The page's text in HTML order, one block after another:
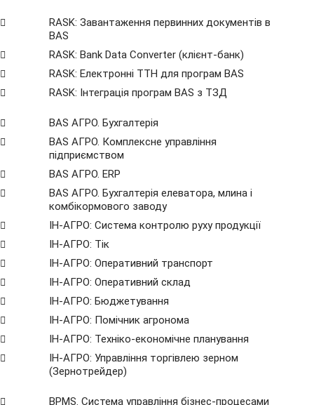
RASK: Завантаження первинних документів в
BAS
RASK: Bank Data Сonverter (клієнт-банк)
RASK: Електронні ТТН для програм BAS
RASK: Інтеграція програм BAS з ТЗД
BAS АГРО. Бухгалтерія
BAS АГРО. Комплексне управління
підприємством
BAS АГРО. ERP
BAS АГРО. Бухгалтерія елеватора, млина і
комбікормового заводу
ІН-АГРО: Система контролю руху продукції
ІН-АГРО: Тік
ІН-АГРО: Оперативний транспорт
ІН-АГРО: Оперативний склад
ІН-АГРО: Бюджетування
ІН-АГРО: Помічник агронома
ІН-АГРО: Техніко-економічне планування
ІН-АГРО: Управління торгівлею зерном
(Зернотрейдер)
BPMS. Система управління бізнес-процесами